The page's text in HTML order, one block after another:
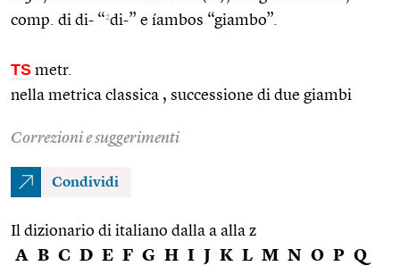
comp. di di- “2di-” e íambos “giambo”.
TS metr.
nella metrica classica , successione di due giambi
Correzioni e suggerimenti
Condividi
Il dizionario di italiano dalla a alla z
A B C D E F G H I J K L M N O P Q